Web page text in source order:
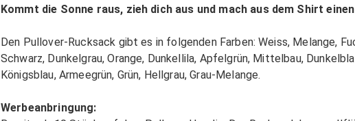
Kommt die Sonne raus, zieh dich aus und mach aus dem Shirt
Den Pullover-Rucksack gibt es in folgenden Farben: Weiss, Melange,
Schwarz, Dunkelgrau, Orange, Dunkellila, Apfelgrün, Mittelbau,
Königsblau, Armeegrün, Grün, Hellgrau, Grau-Melange.
Werbeanbringung: